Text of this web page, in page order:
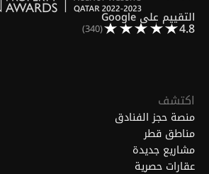
التقييم على Google
4.8
(340)
اكتشف
منصة حجز الفنادق
مناطق قطر
مشاريع جديدة
عقارات حصرية